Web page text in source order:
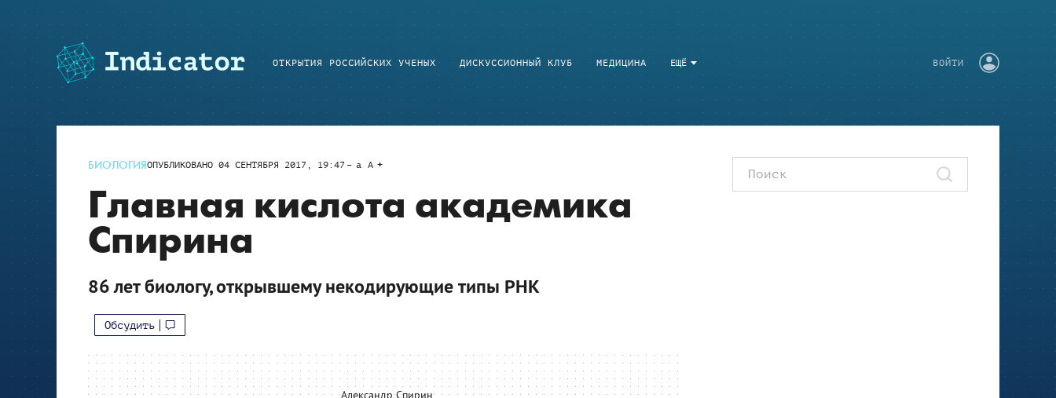
ЕЩЁ
ОТКРЫТИЯ РОССИЙСКИХ УЧЕНЫХ ДИСКУССИОННЫЙ КЛУБ МЕДИЦИНА ВОЙТИ
БИОЛОГИЯОПУБЛИКОВАНО 04 СЕНТЯБРЯ 2017, 19:47 a A
Главная кислота академика
Спирина
86 лет биологу, открывшему некодирующие типы РНК
Обсудить
Александр Спирин